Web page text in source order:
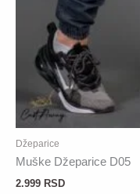
Džeparice
Muške Džeparice D05
2.999 RSD